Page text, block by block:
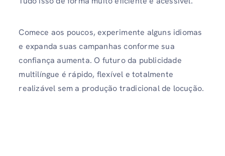
Comece aos poucos, experimente alguns idiomas
e expanda suas campanhas conforme sua
confiança aumenta. O futuro da publicidade
multilíngue é rápido, flexível e totalmente
realizável sem a produção tradicional de locução.